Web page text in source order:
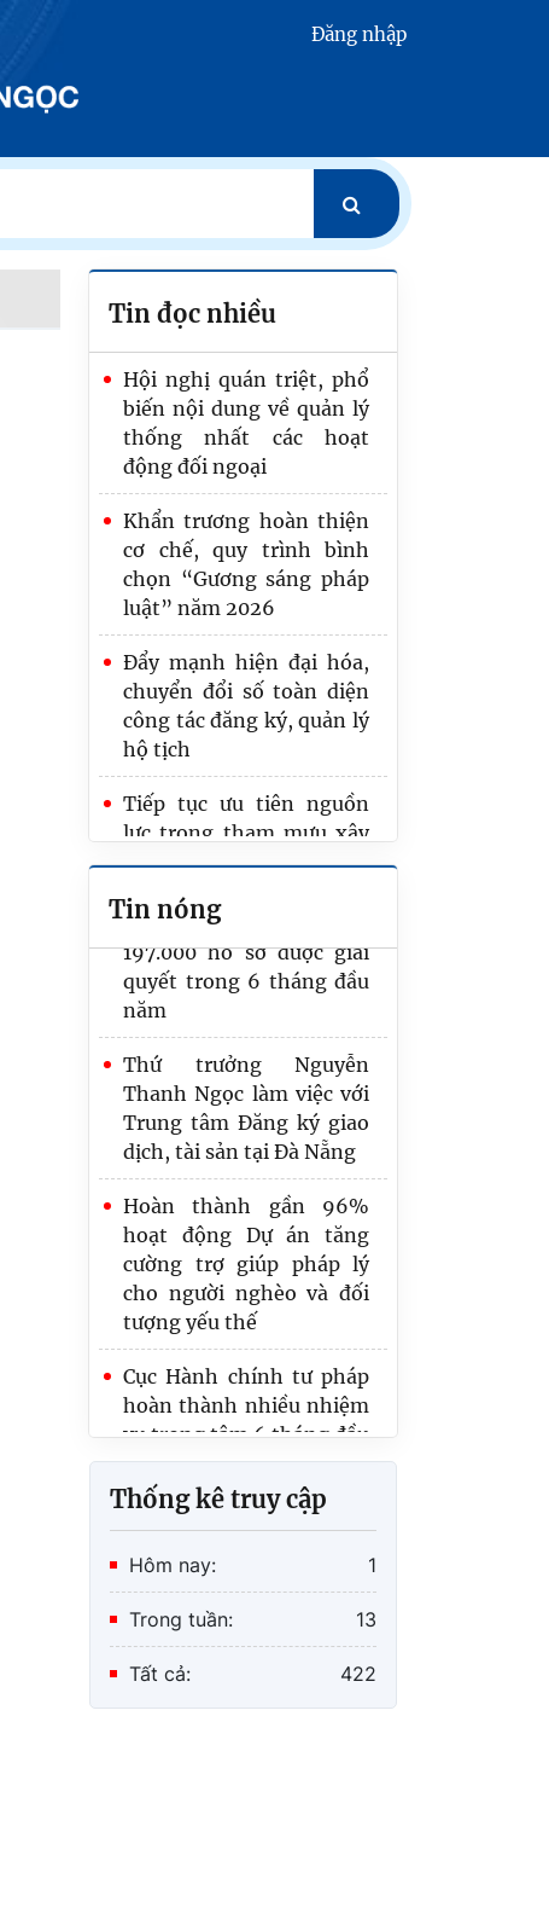
Đăng nhập
Tin đọc nhiều
Hội nghị quán triệt, phổ
biến nội dung về quản lý
thống nhất các hoạt
động đối ngoại
​Khẩn trương hoàn thiện
cơ chế, quy trình bình
chọn “Gương sáng pháp
luật” năm 2026
Đẩy mạnh hiện đại hóa,
chuyển đổi số toàn diện
công tác đăng ký, quản lý
hộ tịch
Tiếp tục ưu tiên nguồn
lực trong tham mưu xây
dựng, hoàn thiện các văn
bản, đề án năm 2026
Cục Phổ biến, giáo dục
pháp luật và Trợ giúp
pháp lý: Tiếp tục tập
trung xây dựng, hoàn
thiện các dự thảo Luật
Thứ trưởng Nguyễn
Thanh Ngọc làm việc với
Trung tâm Đăng ký giao
dịch, tài sản tại Đà Nẵng
Tin nóng
Thường trực Ủy ban Văn
hóa và Xã hội cho ý kiến
về tiếp thu, chỉnh lý dự
thảo Luật Hòa giải ở cơ sở
(sửa đổi)
Trung tâm Đăng ký giao
197.000 hồ sơ được giải
năm
Thứ trưởng Nguyễn
Trung tâm Đăng ký giao
dịch, tài sản tại Đà Nẵng
Hoàn thành gần 96%
hoạt động Dự án tăng
cường trợ giúp pháp lý
cho người nghèo và đối
tượng yếu thế
Cục Hành chính tư pháp
vụ trọng tâm 6 tháng đầu
năm 2026
Thống kê truy cập
Hôm nay: 1
Trong tuần: 13
Tất cả: 422